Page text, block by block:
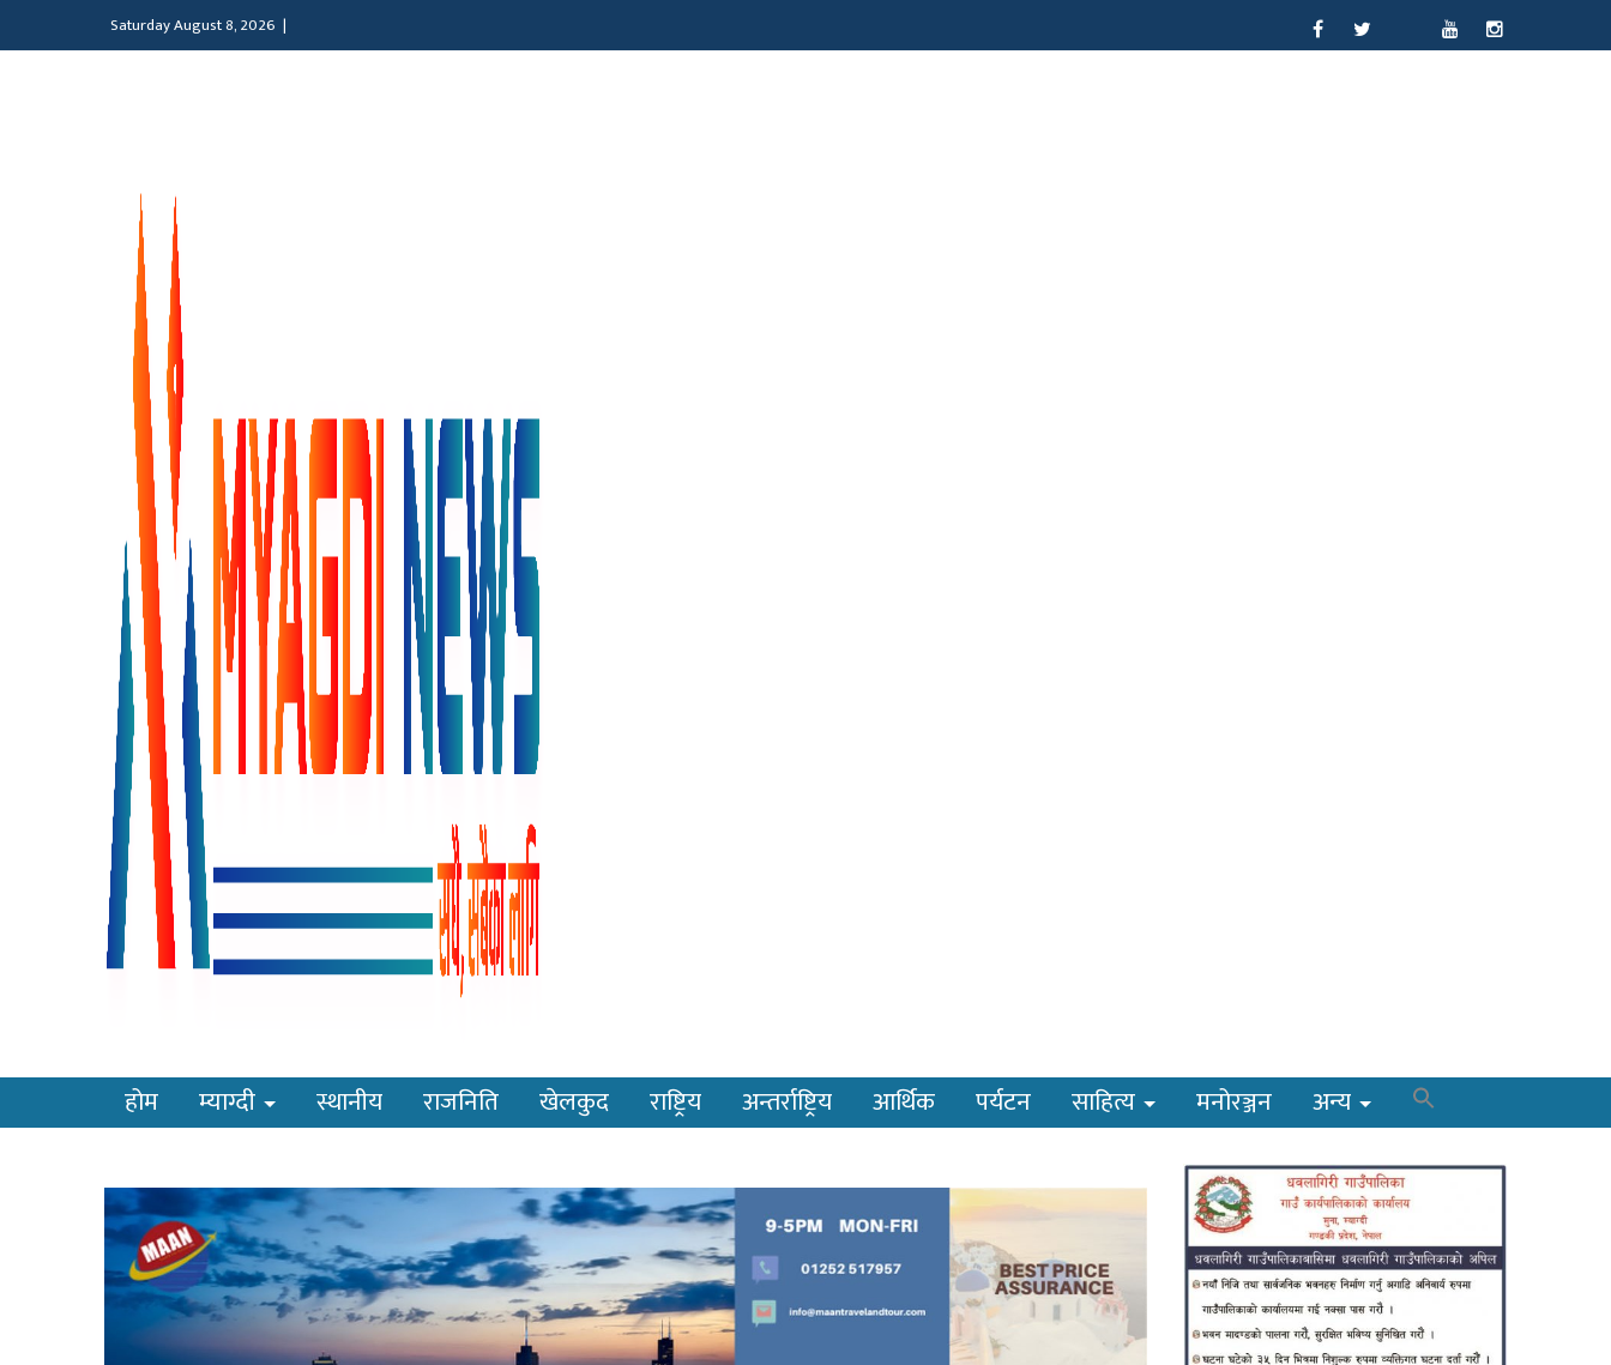
Saturday August 8, 2026 |
होम म्याग्दी स्थानीय राजनिति खेलकुद राष्ट्रिय अन्तर्राष्ट्रिय आर्थिक पर्यटन साहित्य मनोरञ्जन अन्य